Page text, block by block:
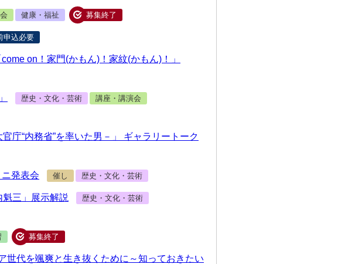
健康・福祉 募集終了
申込必要
on！家門(かもん)！家紋(かもん)！」
歴史・文化・芸術
講座・講演会
庁“内務省”を率いた男－」 ギャラリートーク
発表会 催し 歴史・文化・芸術
三」展示解説
歴史・文化・芸術
募集終了
世代を颯爽と生き抜くために～知っておきたい